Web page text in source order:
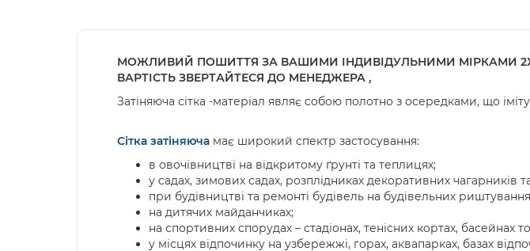
МОЖЛИВИЙ ПОШИТТЯ ЗА ВАШИМИ ІНДИВІДУЛЬНИМИ МІРКАМИ
ВАРТІСТЬ ЗВЕРТАЙТЕСЯ ДО МЕНЕДЖЕРА .
Затіняюча сітка -матеріал являє собою полотно з осередками, що
Сітка затіняюча має широкий спектр застосування:
в овочівництві на відкритому ґрунті та теплицях;
у садах, зимових садах, розплідниках декоративних чагарників
при будівництві та ремонті будівель на будівельних
на дитячих майданчиках;
на спортивних спорудах – стадіонах, тенісних кортах, басейнах
у місцях відпочинку на узбережжі, горах, аквапарках, базах